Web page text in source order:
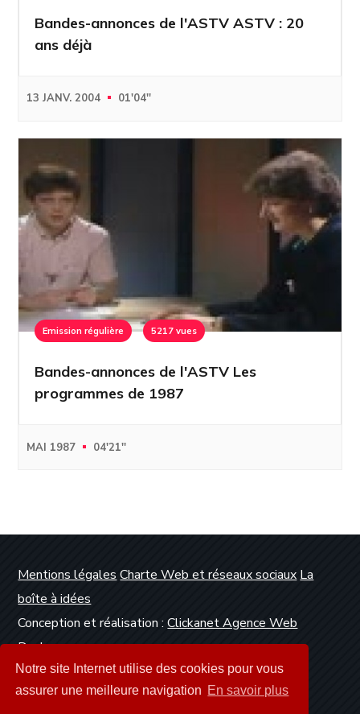
Notre site Internet utilise des cookies pour vous
assurer une meilleure navigation En savoir plus
Bandes-annonces de l'ASTV ASTV : 20
ans déjà
13 JANV. 2004 01'04''
Emission régulière 5217 vues
Bandes-annonces de l'ASTV Les
programmes de 1987
MAI 1987 04'21''
Mentions légales Charte Web et réseaux sociaux La
boîte à idées
Conception et réalisation :Clickanet Agence Web
Dunkerque